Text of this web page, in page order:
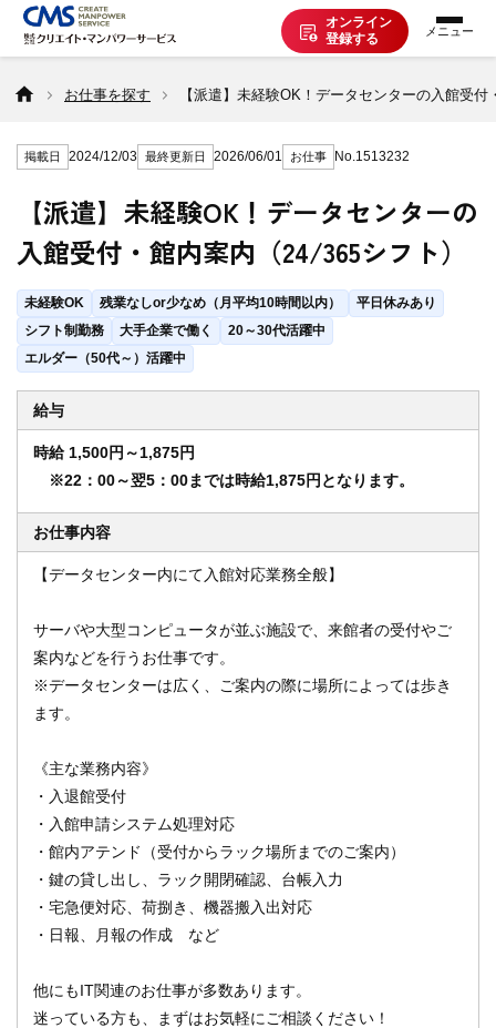
オンライン
登録する
お仕事を探す
派遣で働く
登録の流れ
派遣の知識
企業の方へ
CMSについて
オンライン登録する お問い合わせ
閉じる
お仕事を探す 【派遣】未経験OK！データセンターの入館受
掲載日 2024/12/03 最終更新日 2026/06/01 お仕事 No.1513232
【派遣】未経験OK！データセンターの
入館受付・館内案内（24/365シフト）
未経験OK 残業なしor少なめ（月平均10時間以内）
平日休みあり
シフト制勤務
大手企業で働く
20～30代活躍中
エルダー（50代～）活躍中
給与
時給 1,500円～1,875円
※22：00～翌5：00までは時給1,875円となります。
お仕事内容
【データセンター内にて入館対応業務全般】
サーバや大型コンピュータが並ぶ施設で、来館者の受付やご
案内などを行うお仕事です。
※データセンターは広く、ご案内の際に場所によっては歩き
ます。
《主な業務内容》
・入退館受付
・入館申請システム処理対応
・館内アテンド（受付からラック場所までのご案内）
・鍵の貸し出し、ラック開閉確認、台帳入力
・宅急便対応、荷捌き、機器搬入出対応
・日報、月報の作成 など
他にもIT関連のお仕事が多数あります。
迷っている方も、まずはお気軽にご相談ください！